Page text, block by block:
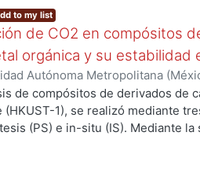
to my list
de CO2 en compósitos
orgánica y su estabilidad
Autónoma Metropolitana
de Información.,2019-06)
de compósitos de derivados de
(HKUST-1), se realizó mediante
(PS) e in-situ (IS). Mediante